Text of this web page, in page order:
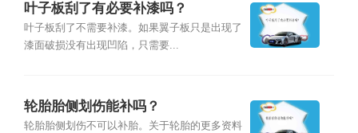
叶子板刮了有必要补漆吗？
叶子板刮了不需要补漆。如果翼子板只是出现了
漆面破损没有出现凹陷，只需要...
轮胎胎侧划伤能补吗？
轮胎胎侧划伤不可以补胎。关于轮胎的更多资料